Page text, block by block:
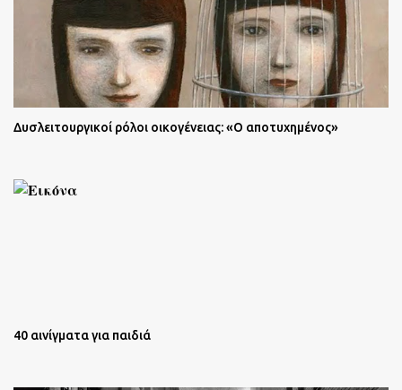
Δυσλειτουργικοί ρόλοι οικογένειας: «Ο αποτυχημένος»
40 αινίγματα για παιδιά